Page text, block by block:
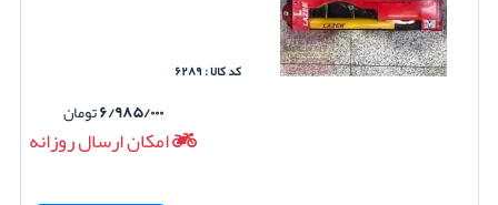
کد کالا : ۶۲۸۹
۶/۹۸۵/۰۰۰تومان
امکان ارسال روزانه